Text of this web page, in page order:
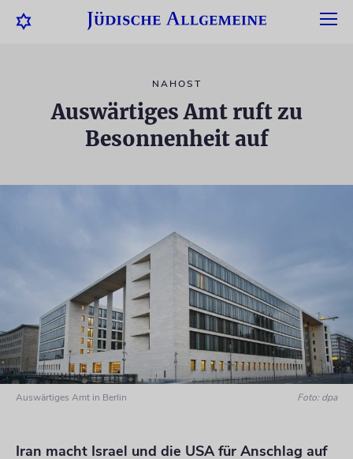
NAHOST
Auswärtiges Amt ruft zu
Besonnenheit auf
Auswärtiges Amt in Berlin Foto: dpa
Iran macht Israel und die USA für Anschlag auf